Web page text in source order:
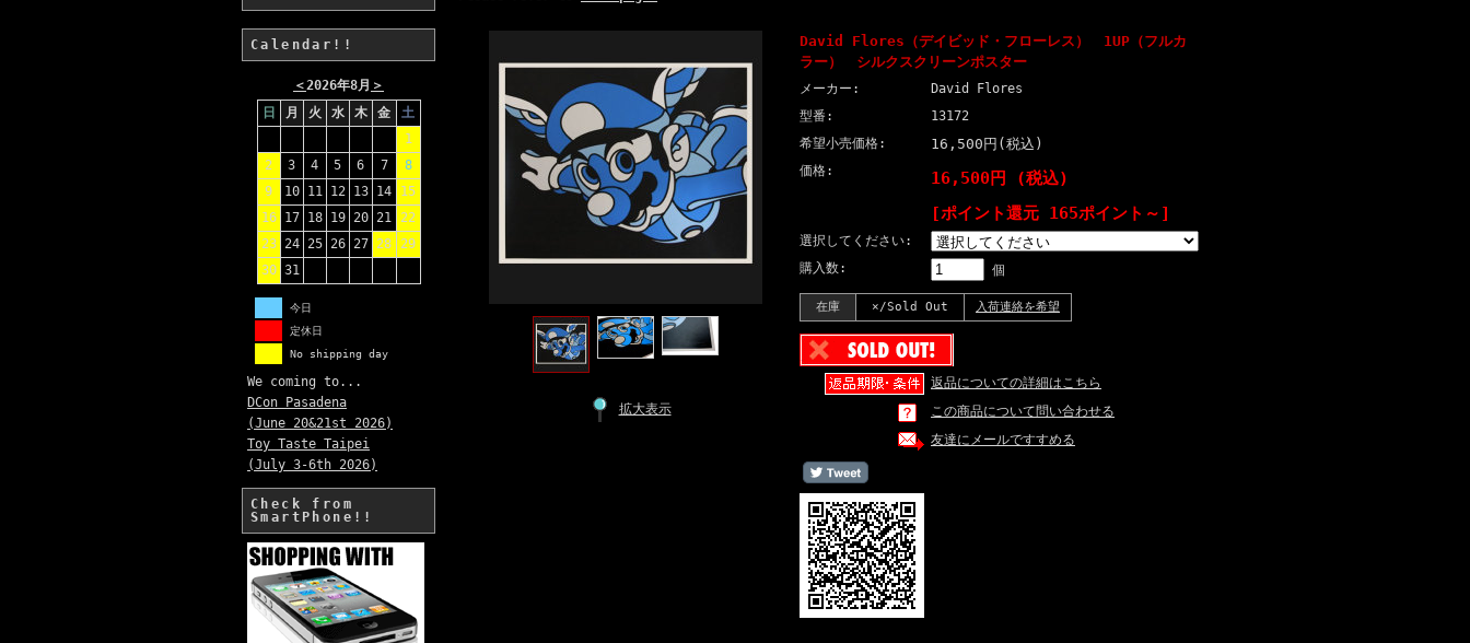
Calendar!!
＜2026年8月 ＞
日
月 火 水 木 金
土
1
2
3 4 5 6 7
8
9
10 11 12 13 14
15
16
17 18 19 20 21 22
23 24 25 26 27 28 29
30 31
今日
定休日
No shipping day
We coming to...
DCon Pasadena
(June 20&21st 2026)
Toy Taste Taipei
(July 3-6th 2026)
Check from
SmartPhone!!
拡大表示
David Flores（デイビッド・フローレス） 1UP（フルカ
ラー） シルクスクリーンポスター
メーカー:
David Flores
型番:
13172
希望小売価格:
16,500円(税込)
価格:
16,500円 (税込)
[ポイント還元 165ポイント～]
選択してください:
購入数:
個
在庫 ×/Sold Out 入荷連絡を希望
返品についての詳細はこちら
この商品について問い合わせる
友達にメールですすめる